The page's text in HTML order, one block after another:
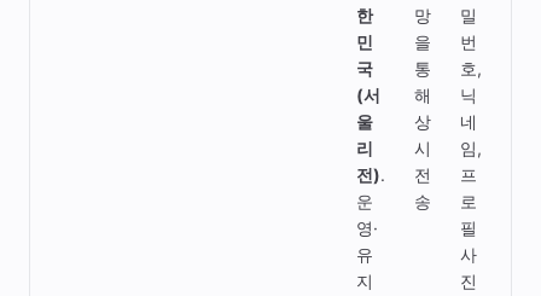
한
민
국
(서
울
리
전).
운
영·
유
지
망
을
통
해
상
시
전
송
밀
번
호,
닉
네
임,
프
로
필
사
진